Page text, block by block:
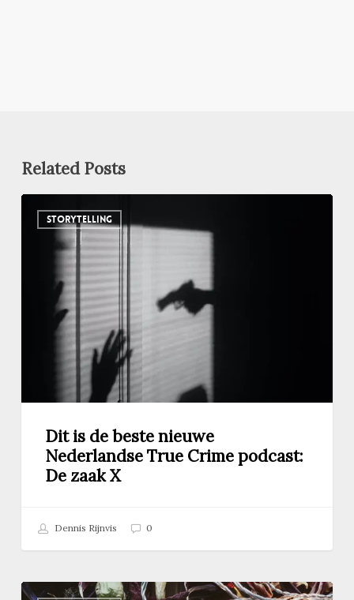
Related Posts
STORYTELLING
nieuwe
Nederlandse
podcast:
Dit is de beste nieuwe
Nederlandse True Crime podcast:
De zaak X
Dennis Rijnvis 0
Deze